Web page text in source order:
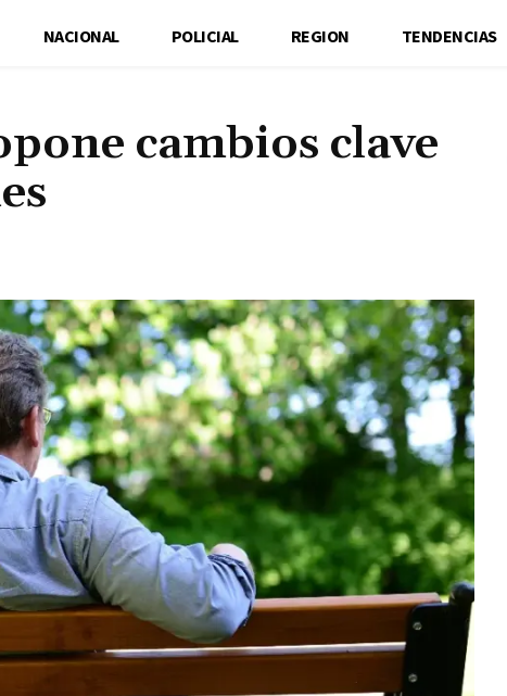
NACIONAL POLICIAL REGION TENDENCIAS
cambios clave